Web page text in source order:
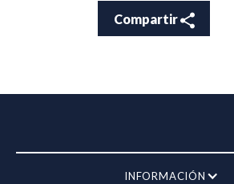
Compartir
INFORMACIÓN